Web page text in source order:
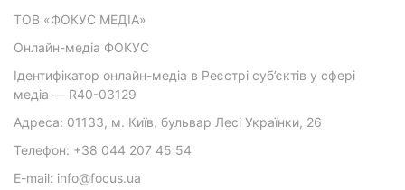
ТОВ «ФОКУС МЕДІА»
Онлайн-медіа ФОКУС
Ідентифікатор онлайн-медіа в Реєстрі суб’єктів у сфері
медіа — R40-03129
Адреса: 01133, м. Київ, бульвар Лесі Українки, 26
Телефон: +38 044 207 45 54
E-mail: info@focus.ua